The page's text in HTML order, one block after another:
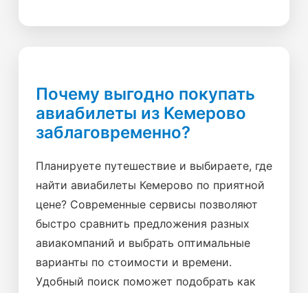
Почему выгодно покупать
авиабилеты из Кемерово
заблаговременно?
Планируете путешествие и выбираете, где
найти авиабилеты Кемерово по приятной
цене? Современные сервисы позволяют
быстро сравнить предложения разных
авиакомпаний и выбрать оптимальные
варианты по стоимости и времени.
Удобный поиск поможет подобрать как